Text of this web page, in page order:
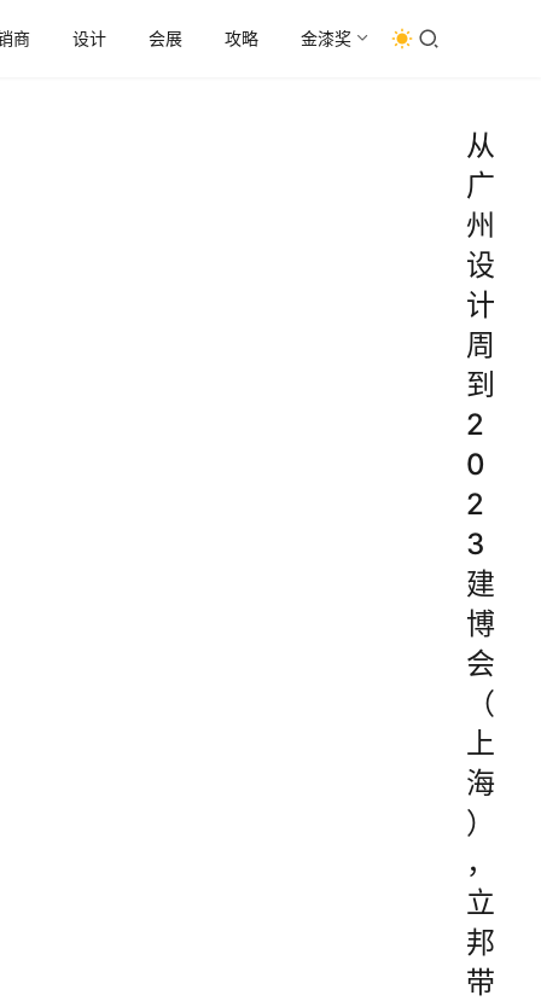
商 设计 会展 攻略 金漆奖
从
广
州
设
计
周
到
2
0
2
3
建
博
会
（
上
海
）
，
立
邦
带